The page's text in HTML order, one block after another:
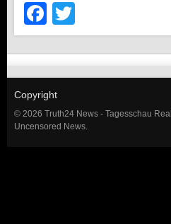
Facebook
Copyright
© 2026 Truth24 News - Tagesschau Real
Uncensored News.